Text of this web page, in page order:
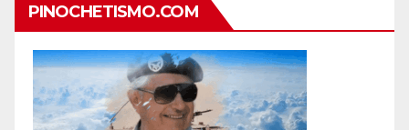
PINOCHETISMO.COM